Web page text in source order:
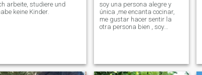
arbeite, studiere und
keine Kinder.
soy una persona alegre y
única ,me encanta cocinar,
me gustar hacer sentir la
otra persona bien , soy